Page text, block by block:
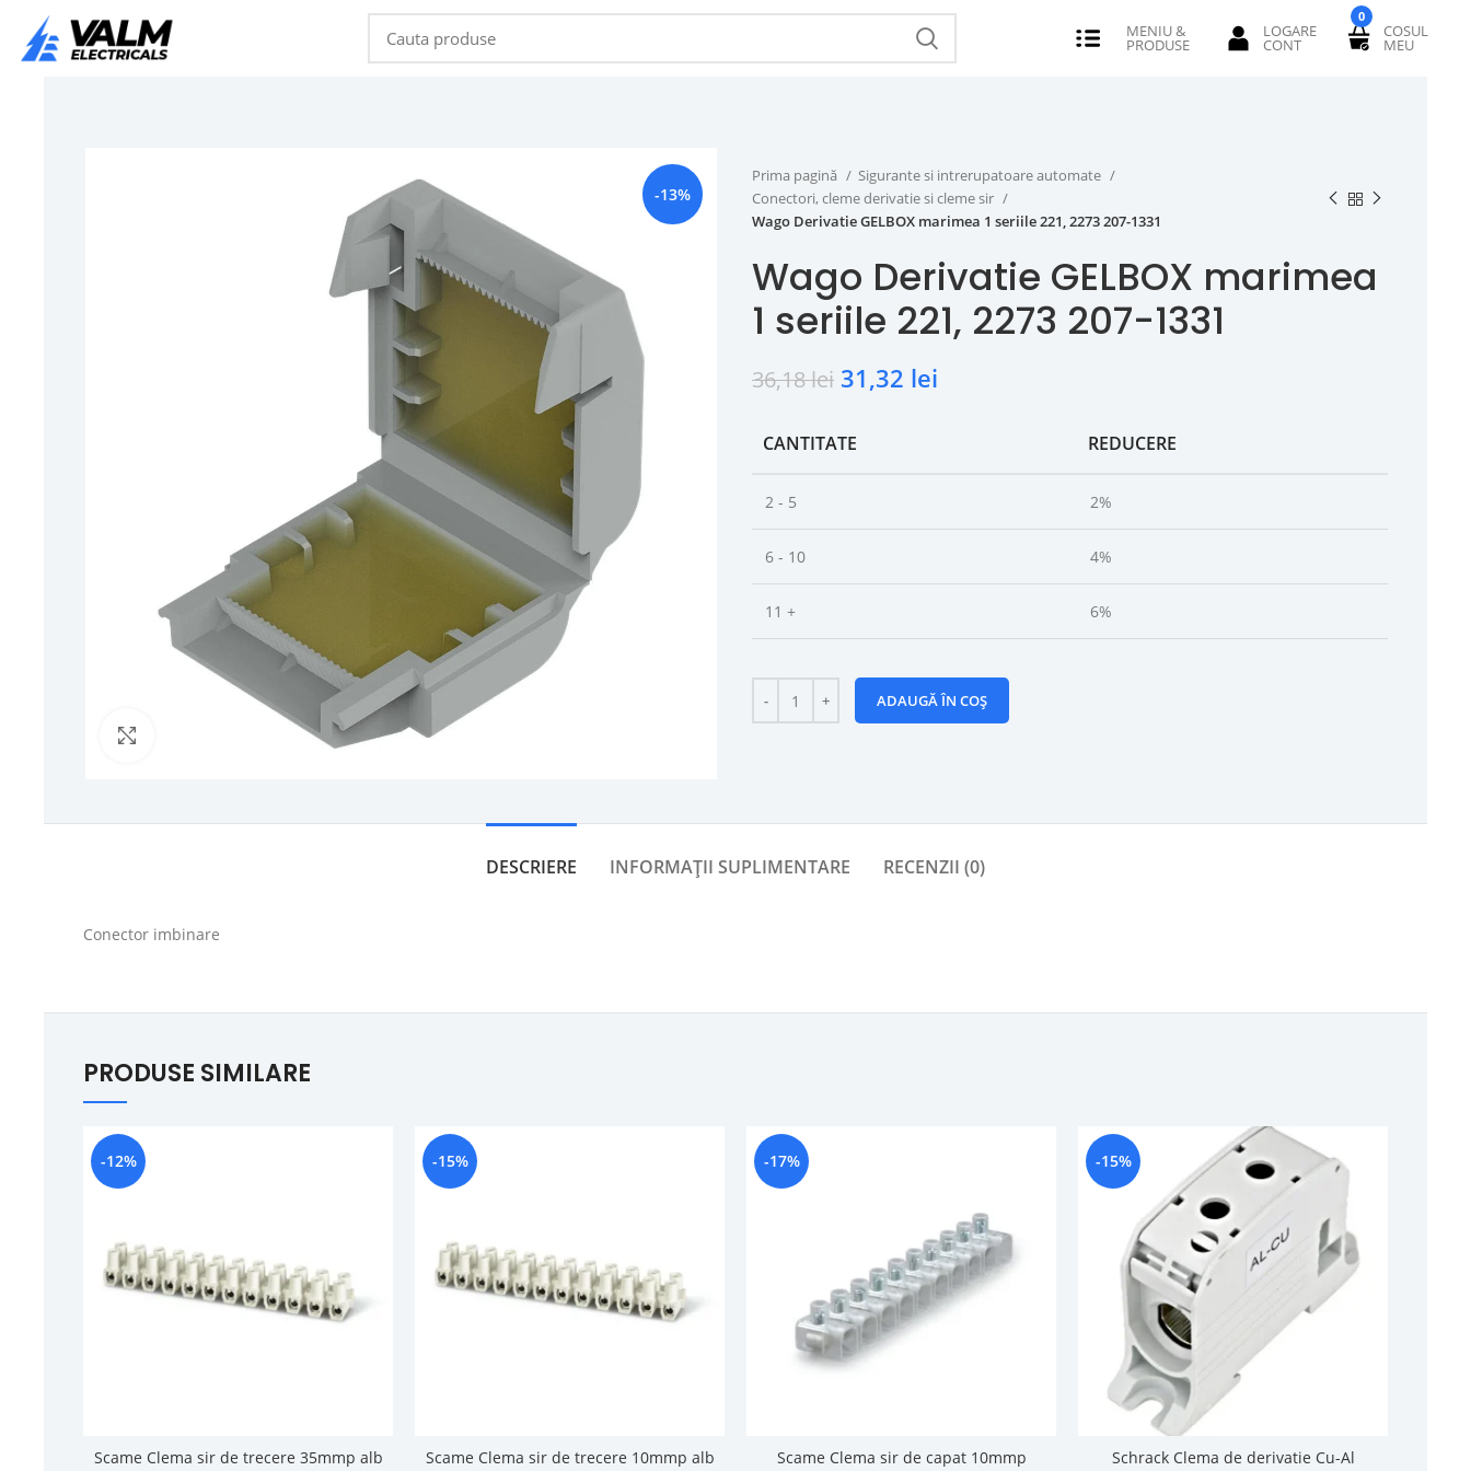
0
-13%
Prima pagină
Sigurante si intrerupatoare automate
Conectori, cleme derivatie si cleme sir
Wago Derivatie GELBOX marimea 1 seriile 221, 2273 207-1331
Wago Derivatie GELBOX marimea
1 seriile 221, 2273 207-1331
36,18lei 31,32 lei
CANTITATE REDUCERE
2 - 5 2%
6 - 10 4%
11 + 6%
ADAUGĂ ÎN COȘ
DESCRIERE INFORMAȚII SUPLIMENTARE RECENZII (0)
Conector imbinare
PRODUSE SIMILARE
-12%
Scame Clema sir de trecere 35mmp alb
-15%
Scame Clema sir de trecere 10mmp alb
-17%
Scame Clema sir de capat 10mmp
-15%
Schrack Clema de derivatie Cu-Al